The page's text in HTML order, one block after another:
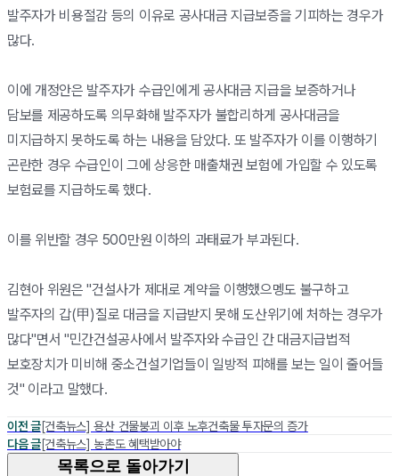
발주자가 비용절감 등의 이유로 공사대금 지급보증을 기피하는 경우가
많다.
이에 개정안은 발주자가 수급인에게 공사대금 지급을 보증하거나
담보를 제공하도록 의무화해 발주자가 불합리하게 공사대금을
미지급하지 못하도록 하는 내용을 담았다. 또 발주자가 이를 이행하기
곤란한 경우 수급인이 그에 상응한 매출채권 보험에 가입할 수 있도록
보험료를 지급하도록 했다.
이를 위반할 경우 500만원 이하의 과태료가 부과된다.
김현아 위원은 "건설사가 제대로 계약을 이행했으멩도 불구하고
발주자의 갑(甲)질로 대금을 지급받지 못해 도산위기에 처하는 경우가
많다"면서 "민간건설공사에서 발주자와 수급인 간 대금지급법적
보호장치가 미비해 중소건설기업들이 일방적 피해를 보는 일이 줄어들
것" 이라고 말했다.
이전 글[건축뉴스] 용산 건물붕괴 이후 노후건축물 투자문의 증가
다음 글[건축뉴스] 농촌도 혜택받아야
목록으로 돌아가기